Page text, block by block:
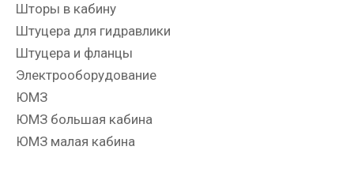
Шторы в кабину
Штуцера для гидравлики
Штуцера и фланцы
Электрооборудование
ЮМЗ
ЮМЗ большая кабина
ЮМЗ малая кабина